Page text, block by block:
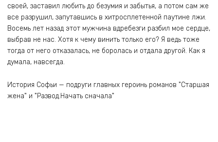
своей, заставил любить до безумия и забытья, а потом сам же
все разрушил, запутавшись в хитросплетенной паутине лжи.
Восемь лет назад этот мужчина вдребезги разбил мое сердце,
выбрав не нас. Хотя к чему винить только его? Я ведь тоже
тогда от него отказалась, не боролась и отдала другой. Как я
думала, навсегда.
История Софьи — подруги главных героинь романов "Старшая
жена" и "Развод.Начать сначала"